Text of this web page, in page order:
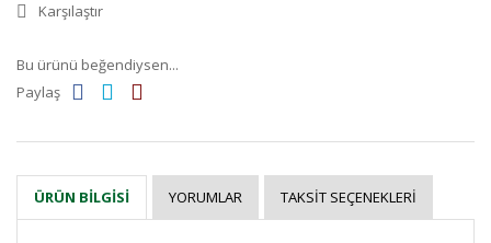
Karşılaştır
Bu ürünü beğendiysen...
Paylaş
ÜRÜN BILGISI YORUMLAR TAKSIT SEÇENEKLERI